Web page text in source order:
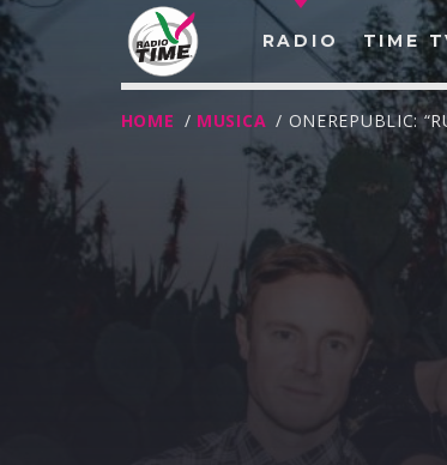
RADIO TIME
HOME / MUSICA / ONEREPUBLIC: